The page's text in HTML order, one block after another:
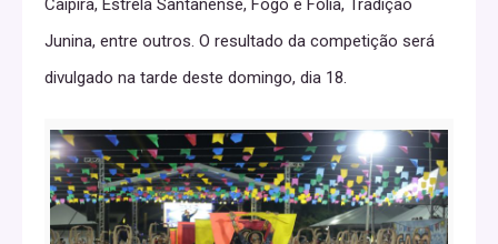
Caipira, Estrela Santanense, Fogo e Folia, Tradição
Junina, entre outros. O resultado da competição será
divulgado na tarde deste domingo, dia 18.